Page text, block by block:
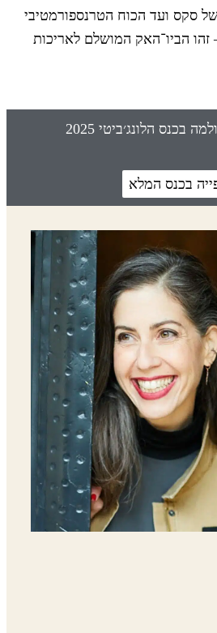
של סקס ועד הכוח הטרנספורמטיבי
הביו־האק המושלם לאריכות
בכנס הלונג׳ביטי 2025
בכנס המלא